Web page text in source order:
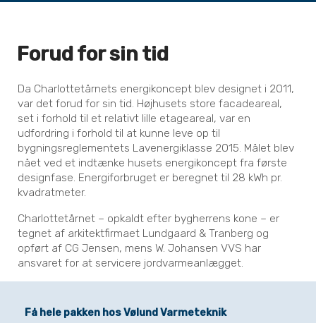
Forud for sin tid
Da Charlottetårnets energikoncept blev designet i 2011,
var det forud for sin tid. Højhusets store facadeareal,
set i forhold til et relativt lille etageareal, var en
udfordring i forhold til at kunne leve op til
bygningsreglementets Lavenergiklasse 2015. Målet blev
nået ved et indtænke husets energikoncept fra første
designfase. Energiforbruget er beregnet til 28 kWh pr.
kvadratmeter.
Charlottetårnet – opkaldt efter bygherrens kone – er
tegnet af arkitektfirmaet Lundgaard & Tranberg og
opført af CG Jensen, mens W. Johansen VVS har
ansvaret for at servicere jordvarmeanlægget.
Få hele pakken hos Vølund Varmeteknik